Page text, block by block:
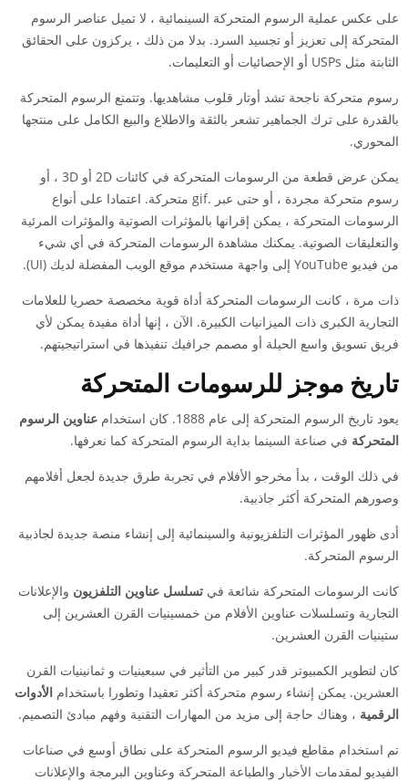
على عكس عملية الرسوم المتحركة السينمائية ، لا تميل عناصر الرسوم
المتحركة إلى تعزيز أو تجسيد السرد. بدلا من ذلك ، يركزون على الحقائق
الثابتة مثل USPs أو الإحصائيات أو التعليمات.
رسوم متحركة ناجحة تشد أوتار قلوب مشاهديها. وتتمتع الرسوم المتحركة
بالقدرة على ترك الجماهير تشعر بالثقة والاطلاع والبيع الكامل على منتجها
المحوري.
يمكن عرض قطعة من الرسومات المتحركة في كائنات 2D أو 3D ، أو
رسوم متحركة مجردة ، أو حتى عبر .gif متحركة. اعتمادا على أنواع
الرسومات المتحركة ، يمكن إقرانها بالمؤثرات الصوتية والمؤثرات المرئية
والتعليقات الصوتية. يمكنك مشاهدة الرسومات المتحركة في أي شيء
من فيديو YouTube إلى واجهة مستخدم موقع الويب المفضلة لديك (UI).
ذات مرة ، كانت الرسومات المتحركة أداة قوية مخصصة حصريا للعلامات
التجارية الكبرى ذات الميزانيات الكبيرة. الآن ، إنها أداة مفيدة يمكن لأي
فريق تسويق واسع الحيلة أو مصمم جرافيك تنفيذها في استراتيجيتهم.
تاريخ موجز للرسومات المتحركة
يعود تاريخ الرسوم المتحركة إلى عام 1888. كان استخدام
عناوين الرسوم
المتحركة في صناعة السينما بداية الرسوم المتحركة كما نعرفها.
في ذلك الوقت ، بدأ مخرجو الأفلام في تجربة طرق جديدة لجعل أفلامهم
وصورهم المتحركة أكثر جاذبية.
أدى ظهور المؤثرات التلفزيونية والسينمائية إلى إنشاء منصة جديدة لجاذبية
الرسوم المتحركة.
كانت الرسومات المتحركة شائعة في تسلسل عناوين التلفزيون والإعلانات
التجارية وتسلسلات عناوين الأفلام من خمسينيات القرن العشرين إلى
ستينيات القرن العشرين.
كان لتطوير الكمبيوتر قدر كبير من التأثير في سبعينيات و ثمانينيات القرن
العشرين. يمكن إنشاء رسوم متحركة أكثر تعقيدا وتطورا باستخدام الأدوات
الرقمية ، وهناك حاجة إلى مزيد من المهارات التقنية وفهم مبادئ التصميم.
تم استخدام مقاطع فيديو الرسوم المتحركة على نطاق أوسع في صناعات
الفيديو لمقدمات الأخبار والطباعة المتحركة وعناوين البرمجة والإعلانات